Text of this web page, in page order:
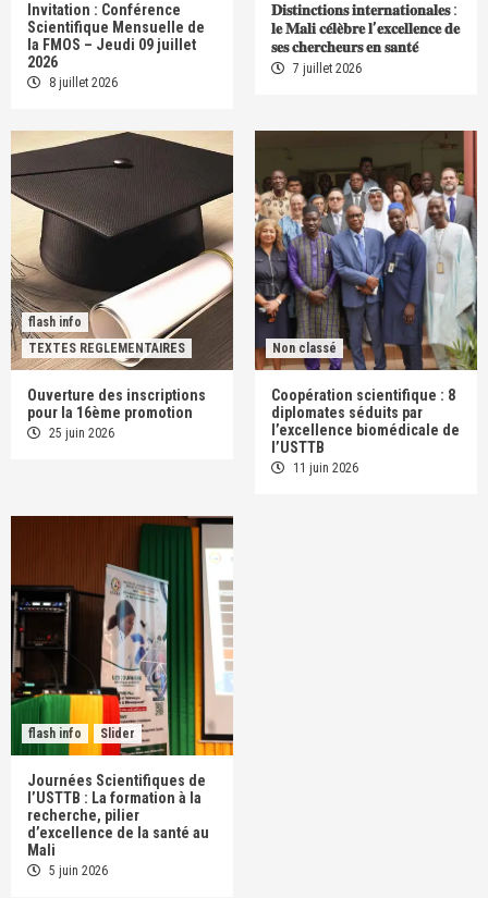
Invitation : Conférence
Scientifique Mensuelle de
la FMOS – Jeudi 09 juillet
2026
8 juillet 2026
𝐃𝐢𝐬𝐭𝐢𝐧𝐜𝐭𝐢𝐨𝐧𝐬 𝐢𝐧𝐭𝐞𝐫𝐧𝐚𝐭𝐢𝐨𝐧𝐚𝐥𝐞𝐬 :
𝐥𝐞 𝐌𝐚𝐥𝐢 𝐜𝐞́𝐥𝐞̀𝐛𝐫𝐞 𝐥’𝐞𝐱𝐜𝐞𝐥𝐥𝐞𝐧𝐜𝐞 𝐝𝐞
𝐬𝐞𝐬 𝐜𝐡𝐞𝐫𝐜𝐡𝐞𝐮𝐫𝐬 𝐞𝐧 𝐬𝐚𝐧𝐭𝐞́
7 juillet 2026
flash info
TEXTES REGLEMENTAIRES
Ouverture des inscriptions
pour la 16ème promotion
25 juin 2026
Non classé
Coopération scientifique : 8
diplomates séduits par
l’excellence biomédicale de
l’USTTB
11 juin 2026
flash info Slider
Journées Scientifiques de
l’USTTB : La formation à la
recherche, pilier
d’excellence de la santé au
Mali
5 juin 2026